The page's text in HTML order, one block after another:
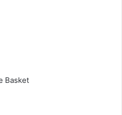
Basket